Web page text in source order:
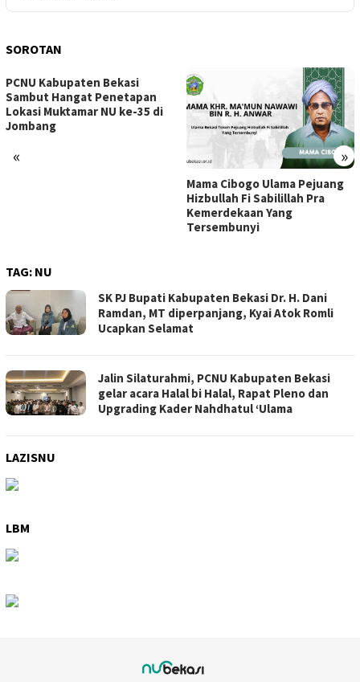
SOROTAN
« »
PCNU Kabupaten Bekasi
Sambut Hangat Penetapan
Lokasi Muktamar NU ke-35 di
Jombang
Mama Cibogo Ulama Pejuang
Hizbullah Fi Sabilillah Pra
Kemerdekaan Yang
Tersembunyi
TAG: NU
SK PJ Bupati Kabupaten Bekasi Dr. H. Dani
Ramdan, MT diperpanjang, Kyai Atok Romli
Ucapkan Selamat
Jalin Silaturahmi, PCNU Kabupaten Bekasi
gelar acara Halal bi Halal, Rapat Pleno dan
Upgrading Kader Nahdhatul ‘Ulama
LAZISNU
LBM